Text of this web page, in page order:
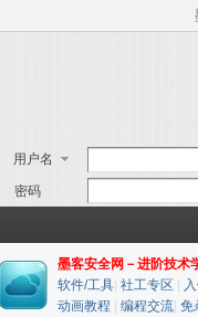
用户名
密码
墨客安全网－进阶技术
软件/工具| 社工专区
动画教程
编程交流| 免